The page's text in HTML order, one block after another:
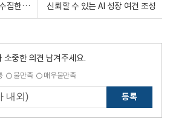
알리익스프레스가 직접 수집한 한국 사용자의 개인정보는 국외이전 규정을 적용받나? 신뢰할 수 있는 AI 성장 여건 조성
소중한 의견 남겨주세요.
불만족 매우불만족
등록